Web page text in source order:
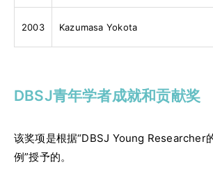
2003 Kazumasa Yokota
DBSJ青年学者成就和贡献奖
该奖项是根据“DBSJ Young Researcher
例”授予的。